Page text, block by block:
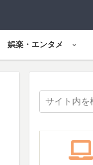
娯楽・エンタメ